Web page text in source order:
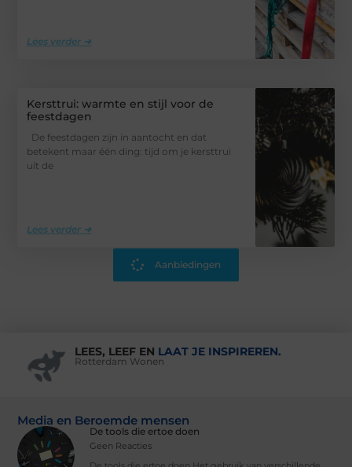
Lees verder ➜
Kersttrui: warmte en stijl voor de
feestdagen
De feestdagen zijn in aantocht en dat
betekent maar één ding: tijd om je kersttrui
uit de
Lees verder ➜
Aanbiedingen
LEES, LEEF EN LAAT JE INSPIREREN.
Rotterdam Wonen
Media en Beroemde mensen
De tools die ertoe doen
Geen Reacties